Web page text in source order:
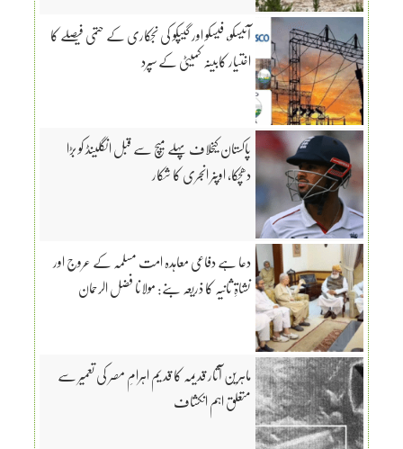
آئیسکو، فیسکو اور گیپکو کی نجکاری کے حتمی فیصلے کا
اختیار کابینہ کمیٹی کے سپرد
پاکستان کیخلاف پہلے میچ سے قبل انگلینڈ کو بڑا
دھچکا، اوپنر انجری کا شکار
دعا ہے دفاعی معاہدہ امت مسلمہ کے عروج اور
نشاۃِ ثانیہ کا ذریعہ بنے: مولانا فضل الرحمان
ماہرین آثار قدیمہ کا قدیم اہرامِ مصر کی تعمیر سے
متعلق اہم انکشاف